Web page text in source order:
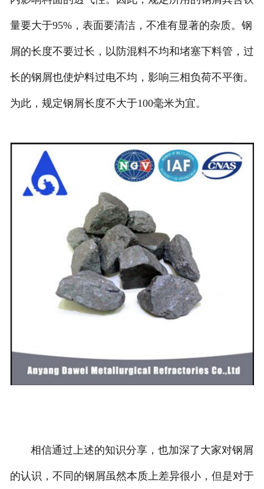
量要大于95%，表面要清洁，不准有显著的杂质。钢
屑的长度不要过长，以防混料不均和堵塞下料管，过
长的钢屑也使炉料过电不均，影响三相负荷不平衡。
为此，规定钢屑长度不大于100毫米为宜。
相信通过上述的知识分享，也加深了大家对钢屑
的认识，不同的钢屑虽然本质上差异很小，但是对于